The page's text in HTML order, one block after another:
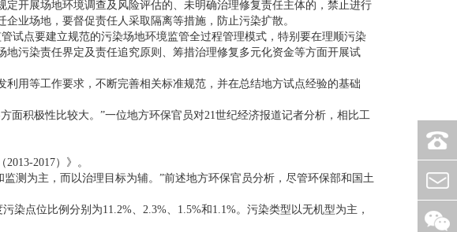
开展场地环境调查及风险评估的、未明确治理修复责任主体的，禁止进行
业场地，要督促责任人采取隔离等措施，防止污染扩散。
点要建立规范的污染场地环境监管全过程管理模式，特别要在理顺污染
污染责任界定及责任追究原则、筹措治理修复多元化资金等方面开展试
用等工作要求，不断完善相关标准规范，并在总结地方试点经验的基础
积极性比较大。”一位地方环保官员对21世纪经济报道记者分析，相比工
2017）》。
测为主，而以治理目标为辅。”前述地方环保官员分析，尽管环保部和国土
点位比例分别为11.2%、2.3%、1.5%和1.1%。污染类型以无机型为主，
0757-